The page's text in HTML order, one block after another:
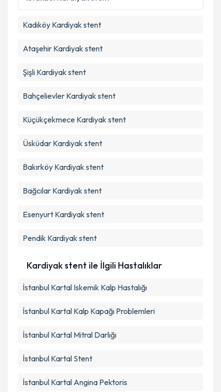
kapsamda işlenmesini kabul ediyorum.
Kadıköy Kardiyak stent
Ataşehir Kardiyak stent
Şişli Kardiyak stent
Bahçelievler Kardiyak stent
Küçükçekmece Kardiyak stent
Üsküdar Kardiyak stent
Bakırköy Kardiyak stent
Bağcılar Kardiyak stent
Esenyurt Kardiyak stent
Pendik Kardiyak stent
Kardiyak stent ile İlgili Hastalıklar
İstanbul Kartal Iskemik Kalp Hastalığı
İstanbul Kartal Kalp Kapağı Problemleri
İstanbul Kartal Mitral Darlığı
İstanbul Kartal Stent
İstanbul Kartal Angina Pektoris